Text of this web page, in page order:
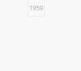
1959